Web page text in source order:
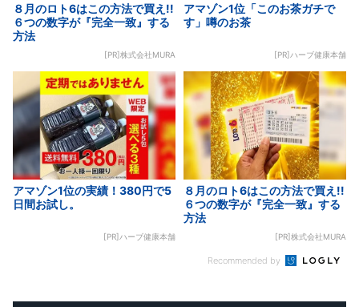
８月のロト6はこの方法で買え!!
６つの数字が『完全一致』する
方法
[PR]株式会社MURA
アマゾン1位「このお茶ガチで
す」噂のお茶
[PR]ハーブ健康本舗
アマゾン1位の実績！380円で5
日間お試し。
[PR]ハーブ健康本舗
８月のロト6はこの方法で買え!!
６つの数字が『完全一致』する
方法
[PR]株式会社MURA
Recommended by